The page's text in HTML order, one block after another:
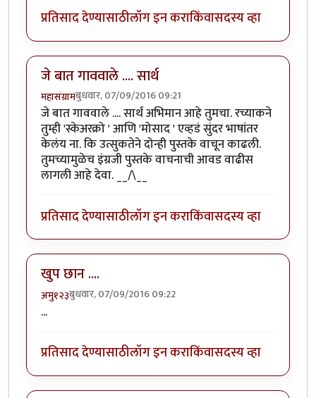
प्रतिसाद देण्यासाठीलॉग इन कराकिंवासदस्य व्हा
जे बात गाववाले .... सार्थ
महासंग्रामबुधवार, 07/09/2016 09:21
जे बात गाववाले .... सार्थ अभिमान आहे तुमचा. रच्याकने
तुम्ही 'स्केअरक्रो ' आणि 'मोसाद ' एव्हडं सुंदर भाषांतर
केलंय ना. कि उत्सुकतेने दोन्ही पुस्तके वाचून काढली.
तुमच्यामुळेच इंग्रजी पुस्तके वाचनाची आवड वाढीस
लागली आहे देवा. __/\__
प्रतिसाद देण्यासाठीलॉग इन कराकिंवासदस्य व्हा
खुप छान ....
अमु१२३बुधवार, 07/09/2016 09:22
...
प्रतिसाद देण्यासाठीलॉग इन कराकिंवासदस्य व्हा